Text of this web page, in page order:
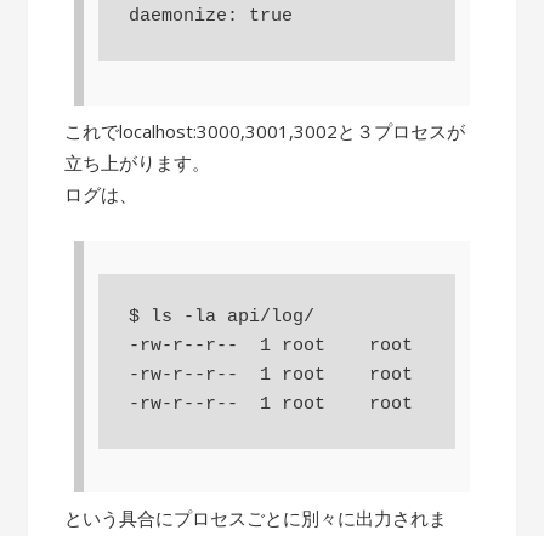
daemonize: true
これでlocalhost:3000,3001,3002と３プロセスが
立ち上がります。
ログは、
$ ls -la api/log/
-rw-r--r--  1 root    root     3081 Aug
-rw-r--r--  1 root    root     1292 Aug
-rw-r--r--  1 root    root    15632 Aug
という具合にプロセスごとに別々に出力されま